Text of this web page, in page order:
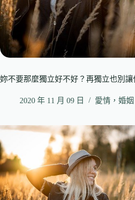
妳不要那麼獨立好不好？再獨立也別
2020 年 11 月 09 日 愛情，婚姻